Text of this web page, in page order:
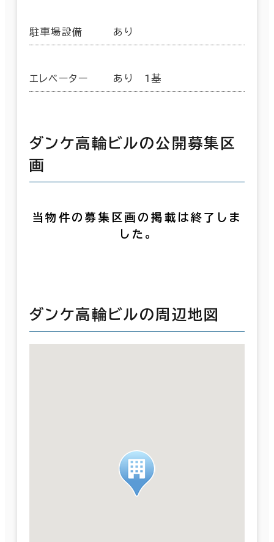
駐車場設備 あり
エレベーター あり 1基
ダンケ高輪ビルの公開募集区
画
当物件の募集区画の掲載は終了しま
した。
ダンケ高輪ビルの周辺地図